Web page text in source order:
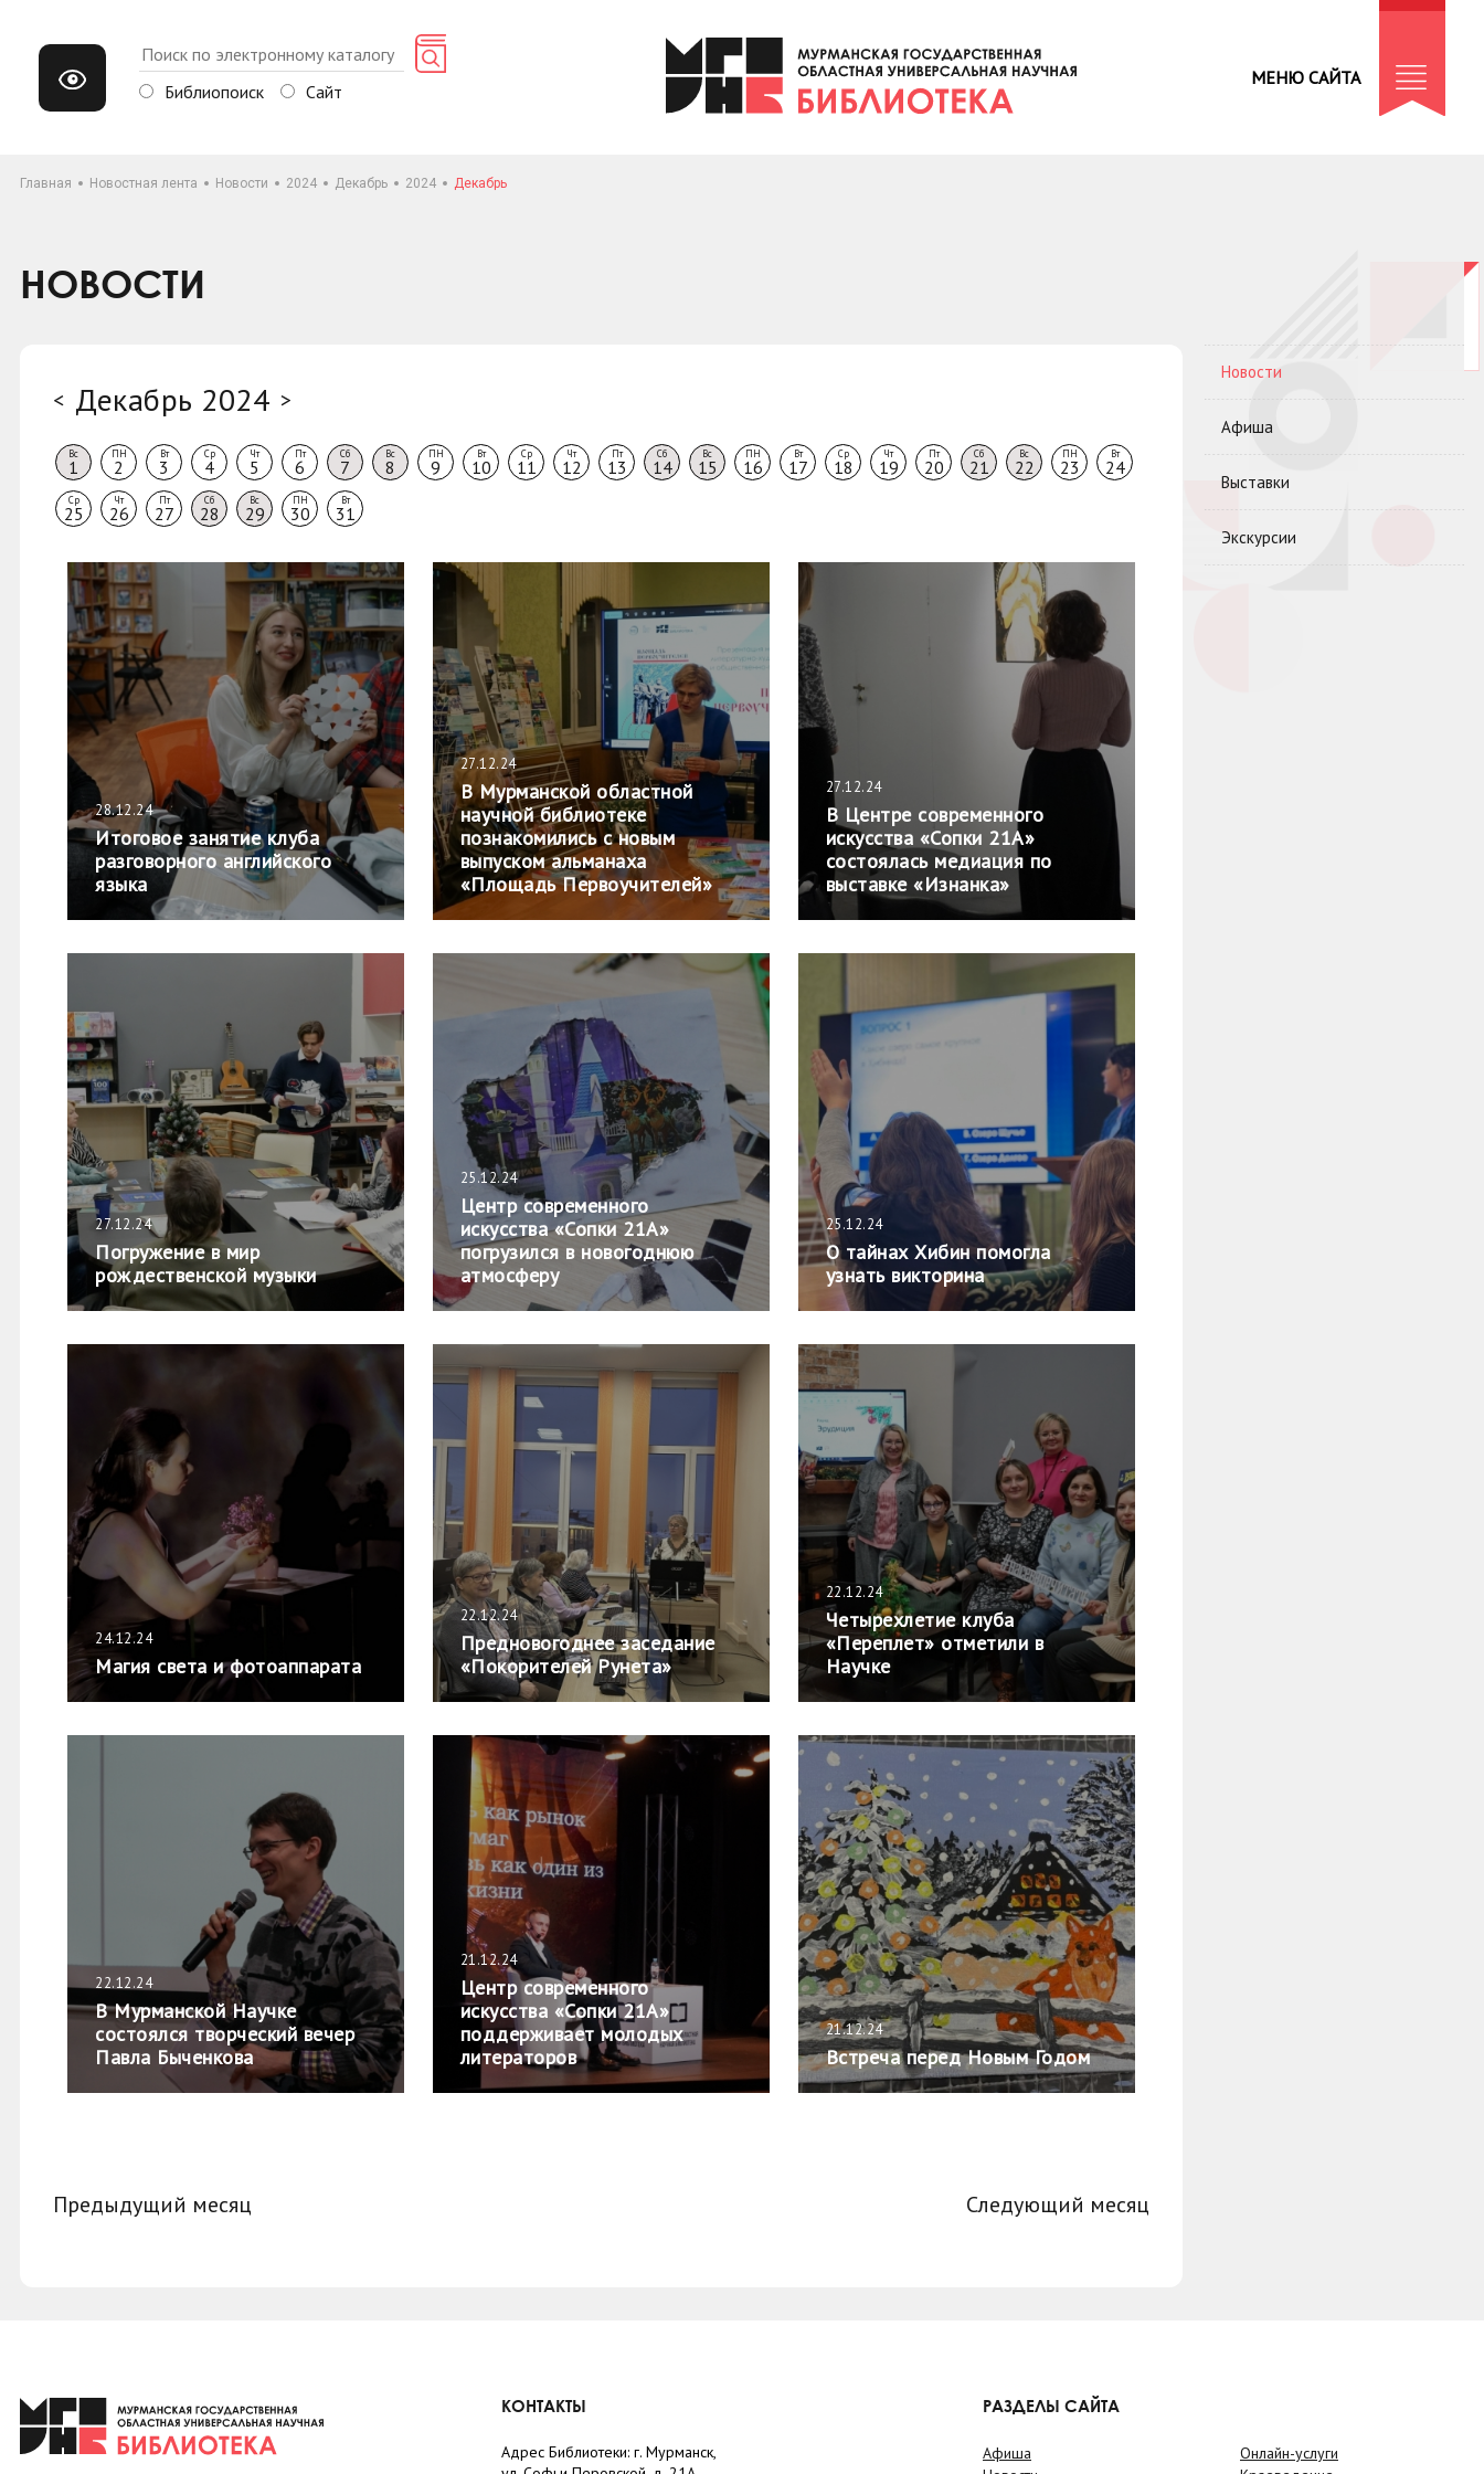
Библиопоиск Сайт
МЕНЮ САЙТА
Главная Новостная лента Новости 2024 Декабрь 2024 Декабрь
НОВОСТИ
< Декабрь 2024 >
Вс
1
ПН
2
Вт
3
Ср
4
Чт
5
Пт
6
Сб
7
Вс
8
ПН
9
Вт
10
Ср
11
Чт
12
Пт
13
Сб
14
Вс
15
ПН
16
Вт
17
Ср
18
Чт
19
Пт
20
Сб
21
Вс
22
ПН
23
Вт
24
Ср
25
Чт
26
Пт
27
Сб
28
Вс
29
ПН
30
Вт
31
28.12.24
Итоговое занятие клуба
разговорного английского
языка
27.12.24
В Мурманской областной
научной библиотеке
познакомились с новым
выпуском альманаха
«Площадь Первоучителей»
27.12.24
В Центре современного
искусства «Сопки 21А»
состоялась медиация по
выставке «Изнанка»
27.12.24
Погружение в мир
рождественской музыки
25.12.24
Центр современного
искусства «Сопки 21А»
погрузился в новогоднюю
атмосферу
25.12.24
О тайнах Хибин помогла
узнать викторина
24.12.24
Магия света и фотоаппарата
22.12.24
Предновогоднее заседание
«Покорителей Рунета»
22.12.24
Четырехлетие клуба
«Переплет» отметили в
Научке
22.12.24
В Мурманской Научке
состоялся творческий вечер
Павла Быченкова
21.12.24
Центр современного
искусства «Сопки 21А»
поддерживает молодых
литераторов
21.12.24
Встреча перед Новым Годом
Предыдущий месяц Следующий месяц
Новости
Афиша
Выставки
Экскурсии
КОНТАКТЫ
Адрес Библиотеки: г. Мурманск,
РАЗДЕЛЫ САЙТА
Афиша
Онлайн-услуги